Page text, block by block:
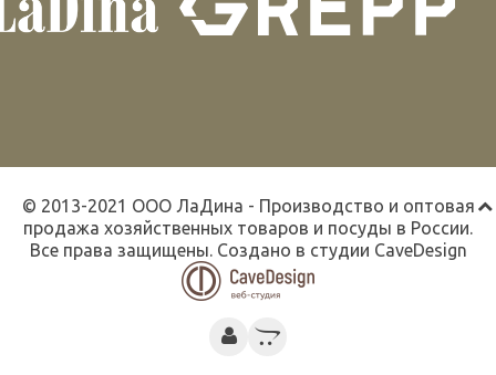
© 2013-2021 ООО ЛаДина - Производство и оптовая
продажа хозяйственных товаров и посуды в России.
Все права защищены. Создано в студии CaveDesign